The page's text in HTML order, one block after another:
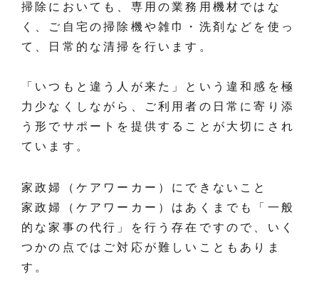
掃除においても、専用の業務用機材ではな
く、ご自宅の掃除機や雑巾・洗剤などを使っ
て、日常的な清掃を行います。
「いつもと違う人が来た」という違和感を極
力少なくしながら、ご利用者の日常に寄り添
う形でサポートを提供することが大切にされ
ています。
家政婦（ケアワーカー）にできないこと
家政婦（ケアワーカー）はあくまでも「一般
的な家事の代行」を行う存在ですので、いく
つかの点ではご対応が難しいこともありま
す。